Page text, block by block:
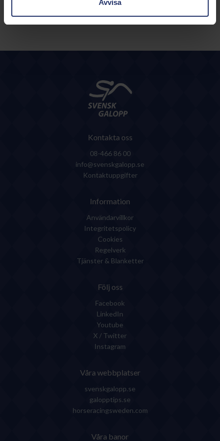
Avvisa
Kontakta oss
08-466 86 00
info@svenskgalopp.se
Kontaktuppgifter
Information
Användarvillkor
Integritetspolicy
Cookies
Regelverk
Tjänster & Blanketter
Följ oss
Facebook
LinkedIn
Youtube
X / Twitter
Instagram
Våra webbplatser
svenskgalopp.se
galopptips.se
horseracingsweden.com
Våra banor